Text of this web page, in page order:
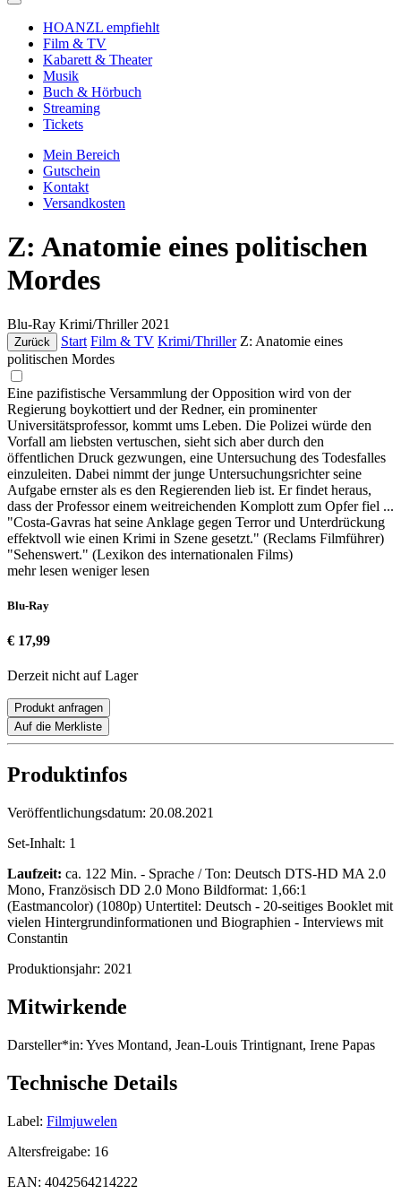
HOANZL empfiehlt
Film & TV
Kabarett & Theater
Musik
Buch & Hörbuch
Streaming
Tickets
Mein Bereich
Gutschein
Kontakt
Versandkosten
Z: Anatomie eines politischen
Mordes
Blu-Ray Krimi/Thriller 2021
Zurück Start Film & TV Krimi/Thriller Z: Anatomie eines
politischen Mordes
Eine pazifistische Versammlung der Opposition wird von der
Regierung boykottiert und der Redner, ein prominenter
Universitätsprofessor, kommt ums Leben. Die Polizei würde den
Vorfall am liebsten vertuschen, sieht sich aber durch den
öffentlichen Druck gezwungen, eine Untersuchung des Todesfalles
einzuleiten. Dabei nimmt der junge Untersuchungsrichter seine
Aufgabe ernster als es den Regierenden lieb ist. Er findet heraus,
dass der Professor einem weitreichenden Komplott zum Opfer fiel ...
"Costa-Gavras hat seine Anklage gegen Terror und Unterdrückung
effektvoll wie einen Krimi in Szene gesetzt." (Reclams Filmführer)
"Sehenswert." (Lexikon des internationalen Films)
mehr lesen weniger lesen
Blu-Ray
€ 17,99
Derzeit nicht auf Lager
Produkt anfragen
Auf die Merkliste
Produktinfos
Veröffentlichungsdatum: 20.08.2021
Set-Inhalt: 1
Laufzeit: ca. 122 Min. - Sprache / Ton: Deutsch DTS-HD MA 2.0
Mono, Französisch DD 2.0 Mono Bildformat: 1,66:1
(Eastmancolor) (1080p) Untertitel: Deutsch - 20-seitiges Booklet mit
vielen Hintergrundinformationen und Biographien - Interviews mit
Constantin
Produktionsjahr: 2021
Mitwirkende
Darsteller*in: Yves Montand, Jean-Louis Trintignant, Irene Papas
Technische Details
Label: Filmjuwelen
Altersfreigabe: 16
EAN: 4042564214222